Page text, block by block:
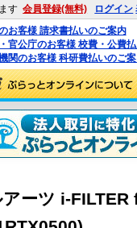
す 会員登録(無料) ログイン
お客様 請求書払いのご案内
官公庁のお客様 校費・公費
関のお客様 科研費払いのご
ーツ i-